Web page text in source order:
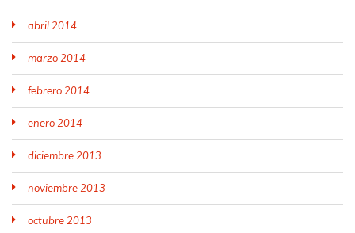
abril 2014
marzo 2014
febrero 2014
enero 2014
diciembre 2013
noviembre 2013
octubre 2013